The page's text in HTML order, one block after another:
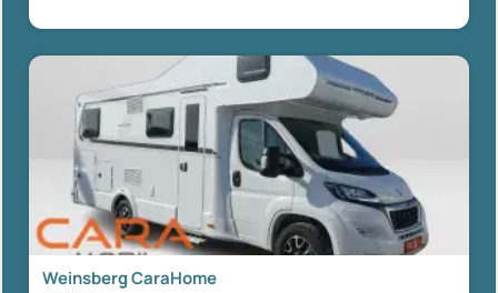
Weinsberg CaraHome